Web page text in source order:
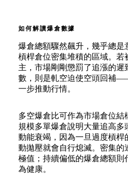
如何解讀爆倉數據
爆倉總額驟然飆升，幾乎總是
槓桿倉位密集堆積的區域。若
主，市場剛剛懲罰了追漲的遲
數，則是軋空迫使空頭回補
一步推動行情。
多空爆倉比可作為市場倉位結
規模多單爆倉說明大量追高多
動能衰竭，因為一旦過度槓桿
動拋壓就會自行熄滅。密集的
極值；持續偏低的爆倉總額則
為健康。